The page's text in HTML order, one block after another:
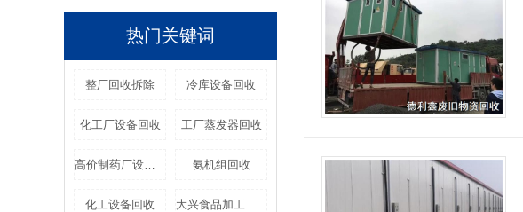
热门关键词
整厂回收拆除 冷库设备回收
化工厂设备回收 工厂蒸发器回收
高价制药厂设备回收 氨机组回收
化工设备回收 大兴食品加工设备回收